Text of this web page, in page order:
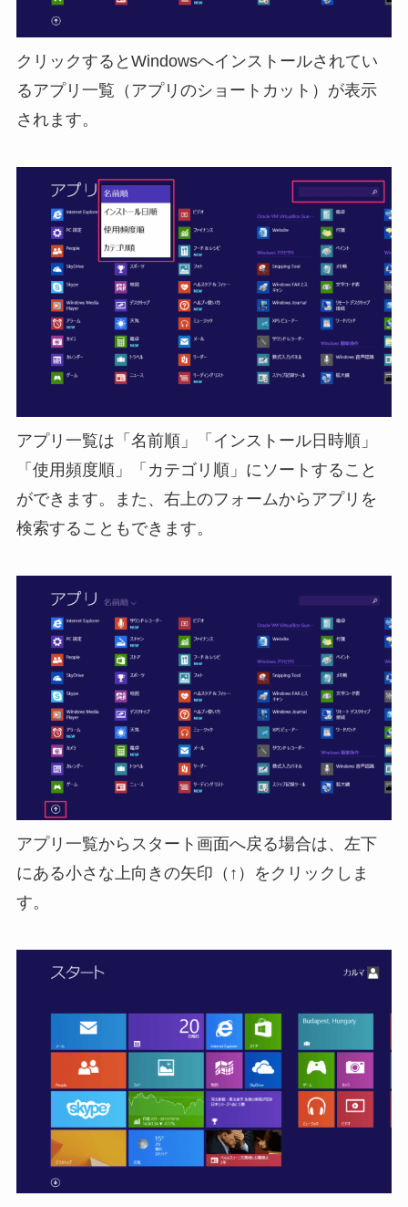
クリックするとWindowsへインストールされてい
るアプリ一覧（アプリのショートカット）が表示
されます。
アプリ一覧は「名前順」「インストール日時順」
「使用頻度順」「カテゴリ順」にソートすること
ができます。また、右上のフォームからアプリを
検索することもできます。
アプリ一覧からスタート画面へ戻る場合は、左下
にある小さな上向きの矢印（↑）をクリックしま
す。